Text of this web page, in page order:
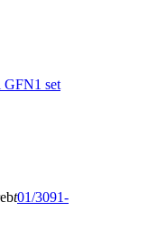
GFN1 set
t01/3091-